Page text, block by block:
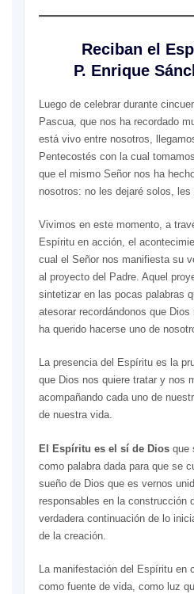
Reciban el
P. Enrique
Luego de celebrar durante
Pascua, que nos ha recordado
está vivo entre nosotros,
Pentecostés con la cual
que el mismo Señor nos ha
nosotros: no les dejaré solos, les
Vivimos en este momento, a
Espíritu en acción, el
cual el Señor nos manifiesta su
al proyecto del Padre. Aquel
sintetizar en las pocas palabras
atesorar recordándonos que
ha querido hacerse uno de
La presencia del Espíritu es la
que Dios nos quiere tratar y nos
acompañando cada uno de
de nuestra vida.
El Espíritu es el sí de Dios que
como palabra dada para que se
sueño de Dios que es vernos
responsables en la construcción
verdadera continuación de lo
de la creación.
La manifestación del Espíritu en
como fuente de vida, como luz